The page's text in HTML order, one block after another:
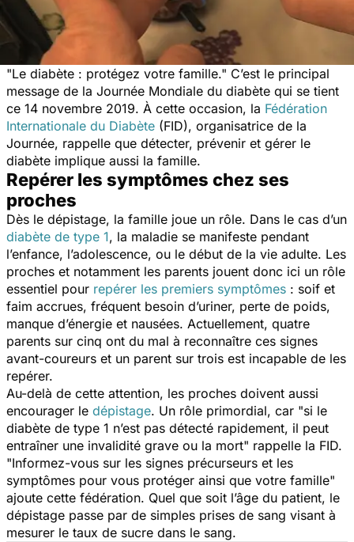
"Le diabète : protégez votre famille." C’est le principal
message de la Journée Mondiale du diabète qui se tient
ce 14 novembre 2019. À cette occasion, la Fédération
Internationale du Diabète (FID), organisatrice de la
Journée, rappelle que détecter, prévenir et gérer le
diabète implique aussi la famille.
Repérer les symptômes chez ses
proches
Dès le dépistage, la famille joue un rôle. Dans le cas d’un
diabète de type 1, la maladie se manifeste pendant
l’enfance, l’adolescence, ou le début de la vie adulte. Les
proches et notamment les parents jouent donc ici un rôle
essentiel pour repérer les premiers symptômes : soif et
faim accrues, fréquent besoin d’uriner, perte de poids,
manque d’énergie et nausées. Actuellement, quatre
parents sur cinq ont du mal à reconnaître ces signes
avant-coureurs et un parent sur trois est incapable de les
repérer.
Au-delà de cette attention, les proches doivent aussi
encourager le dépistage. Un rôle primordial, car "si le
diabète de type 1 n’est pas détecté rapidement, il peut
entraîner une invalidité grave ou la mort" rappelle la FID.
"Informez-vous sur les signes précurseurs et les
symptômes pour vous protéger ainsi que votre famille"
ajoute cette fédération. Quel que soit l’âge du patient, le
dépistage passe par de simples prises de sang visant à
mesurer le taux de sucre dans le sang.